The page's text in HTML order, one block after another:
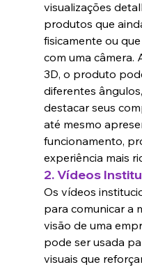
visualizações
produtos que
fisicamente ou
com uma câmera.
3D, o produto
diferentes
destacar seus
até mesmo
funcionamento,
experiência mais
2. Vídeos
Os vídeos
para comunicar a
visão de uma
pode ser usada
visuais que